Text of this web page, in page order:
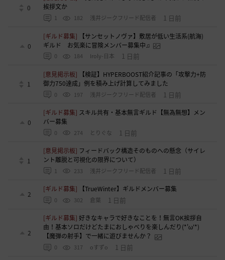
0
挨拶文か
1 182 浅井ジークフリード配信者 1 日前
0
[ギルド募集]
【サンセットノヴァ】敷居が低い生活系(航海)
ギルド お気楽に冒険メンバー募集中♫
0 184 Iroly-日本 1 日前
1
[意見掲示板]
【検証】HYPERBOOST紹介記事の「攻撃力+防
御力750達成」例を積み上げ計算してみました
0 197 浅井ジークフリード配信者 1 日前
0
[ギルド募集] スキル共有・基本無言ギルド【無為無想】メン
バー募集
0 274 とりぐな 1 日前
1
[意見掲示板] フィードバック構造そのものへの懸念（サイレ
ント離脱と可視化の限界について）
1 233 浅井ジークフリード配信者 1 日前
2
[ギルド募集] 【TrueWinter】ギルドメンバー募集
0 302 倉葉 1 日前
2
[ギルド募集]好きなキャラで好きなことを！無言OK挨拶自
由！基本ソロだけどたまにおしゃべりを楽しんだり(*'ω'*)
【魔弾の射手】で一緒に遊びませんか？
0 317 oすずo 1 日前